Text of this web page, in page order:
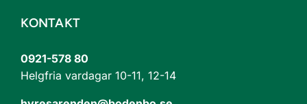
KONTAKT
0921-578 80
Helgfria vardagar 10-11, 12-14